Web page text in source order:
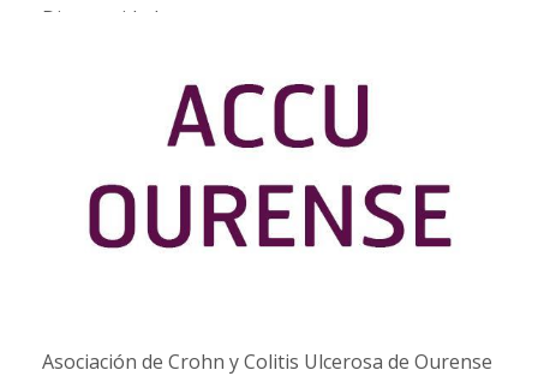
Discapacidad
Asociación de Crohn y Colitis Ulcerosa de Ourense